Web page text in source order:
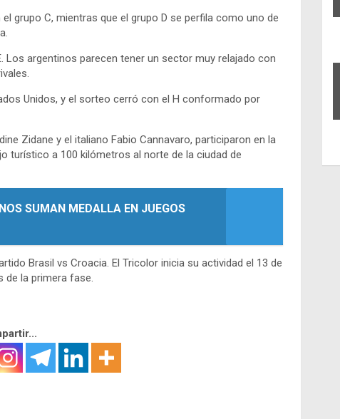
grupo C, mientras que el grupo D se perfila como uno de
Los argentinos parecen tener un sector muy relajado con
Unidos, y el sorteo cerró con el H conformado por
Zidane y el italiano Fabio Cannavaro, participaron en la
turístico a 100 kilómetros al norte de la ciudad de
SUMAN MEDALLA EN JUEGOS
Brasil vs Croacia. El Tricolor inicia su actividad el 13 de
de la primera fase.